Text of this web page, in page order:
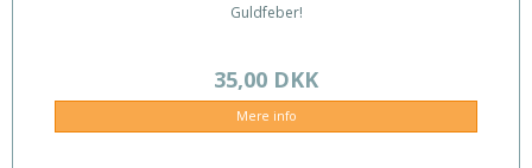
Guldfeber!
35,00 DKK
Mere info